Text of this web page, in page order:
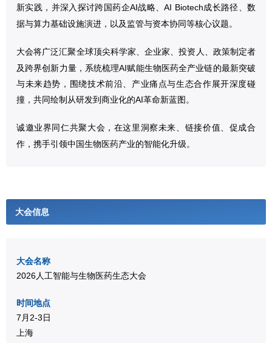
新实践，并深入探讨跨国药企AI战略、AI Biotech成长路径、数
据与算力基础设施演进，以及监管与资本协同等核心议题。
大会将广泛汇聚全球顶尖科学家、企业家、投资人、政策制定者
及跨界创新力量，系统梳理AI赋能生物医药全产业链的最新突破
与未来趋势，围绕技术前沿、产业痛点与生态合作展开深度碰
撞，共同绘制从研发到商业化的AI革命新蓝图。
诚邀业界同仁共聚大会，在这里洞察未来、链接价值、促成合
作，携手引领中国生物医药产业的智能化升级。
大会信息
大会名称
2026人工智能与生物医药生态大会
时间地点
7月2-3日
上海